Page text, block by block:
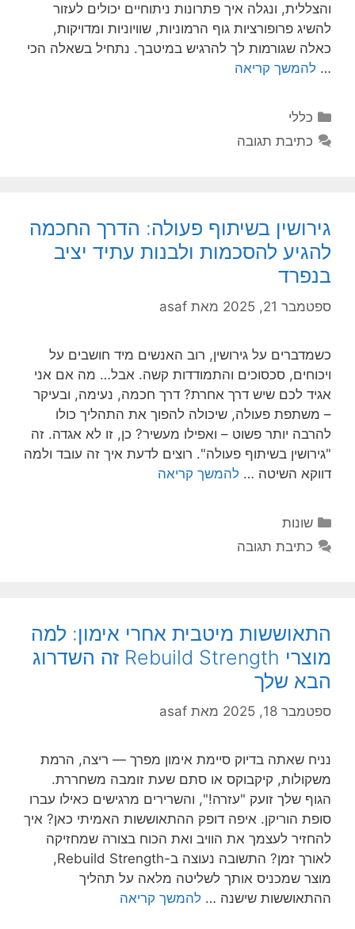
והצללית, ונגלה איך פתרונות ניתוחיים יכולים לעזור
להשיג פרופורציות גוף הרמוניות, שוויוניות ומדויקות,
כאלה שגורמות לך להרגיש במיטבך. נתחיל בשאלה הכי
… להמשך קריאה
קטגוריות
כללי
כתיבת תגובה
גירושין בשיתוף פעולה: הדרך החכמה
להגיע להסכמות ולבנות עתיד יציב
בנפרד
ספטמבר 21, 2025 מאת asaf
כשמדברים על גירושין, רוב האנשים מיד חושבים על
ויכוחים, סכסוכים והתמודדות קשה. אבל… מה אם אני
אגיד לכם שיש דרך אחרת? דרך חכמה, נעימה, ובעיקר
– משתפת פעולה, שיכולה להפוך את התהליך כולו
להרבה יותר פשוט – ואפילו מעשיר? כן, זו לא אגדה. זה
"גירושין בשיתוף פעולה". רוצים לדעת איך זה עובד ולמה
דווקא השיטה … להמשך קריאה
קטגוריות
שונות
כתיבת תגובה
התאוששות מיטבית אחרי אימון: למה
מוצרי Rebuild Strength זה השדרוג
הבא שלך
ספטמבר 18, 2025 מאת asaf
נניח שאתה בדיוק סיימת אימון מפרך — ריצה, הרמת
משקולות, קיקבוקס או סתם שעת זומבה משחררת.
הגוף שלך זועק "עזרה!", והשרירים מרגישים כאילו עברו
סופת הוריקן. איפה דופק ההתאוששות האמיתי כאן? איך
להחזיר לעצמך את הוויב ואת הכוח בצורה שמחזיקה
לאורך זמן? התשובה נעוצה ב-Rebuild Strength,
מוצר שמכניס אותך לשליטה מלאה על תהליך
ההתאוששות שישנה … להמשך קריאה